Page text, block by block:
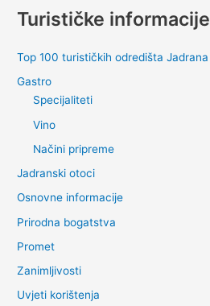
Turističke informacije
Top 100 turističkih odredišta Jadrana
Gastro
Specijaliteti
Vino
Načini pripreme
Jadranski otoci
Osnovne informacije
Prirodna bogatstva
Promet
Zanimljivosti
Uvjeti korištenja